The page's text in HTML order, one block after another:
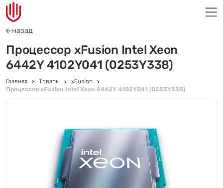
назад
Процессор xFusion Intel Xeon
6442Y 4102Y041 (0253Y338)
Главная Товары
xFusion
Процессор xFusion Intel Xeon 6442Y 4102Y041 (0253Y338)